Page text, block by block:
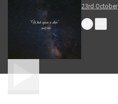
23rd October